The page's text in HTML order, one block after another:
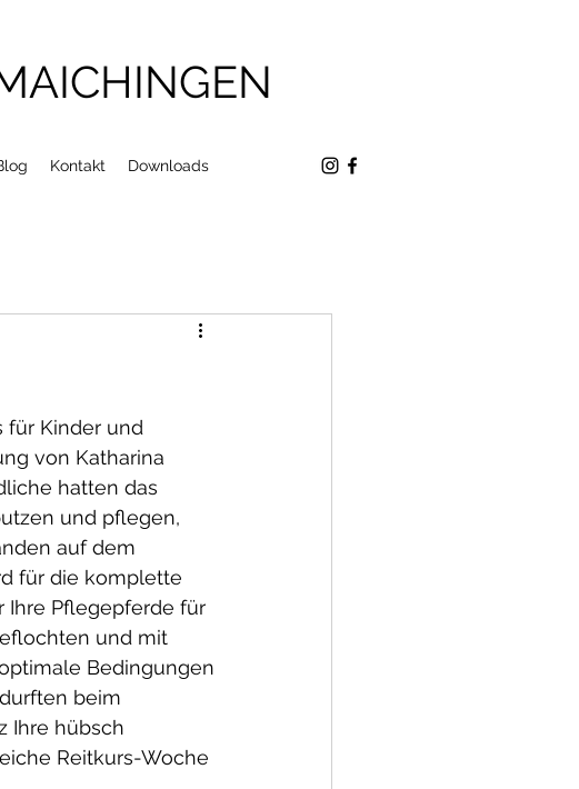
Kontakt Downloads
für Kinder und
von Katharina
hatten das
und pflegen,
auf dem
für die komplette
Ihre Pflegepferde für
und mit
Bedingungen
beim
Ihre hübsch
Reitkurs-Woche